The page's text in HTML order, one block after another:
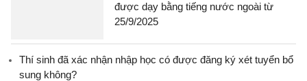
được dạy bằng tiếng nước ngoài từ
25/9/2025
Thí sinh đã xác nhận nhập học có được đăng ký xét tuyển bổ
sung không?